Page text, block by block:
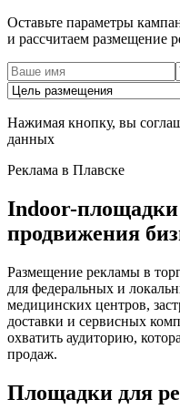
Оставьте параметры
и рассчитаем размещение
Нажимая кнопку, вы
данных
Реклама в Плавске
Indoor-площадки
продвижения
Размещение рекламы в
для федеральных и
медицинских центров,
доставки и сервисных
охватить аудиторию,
продаж.
Площадки для